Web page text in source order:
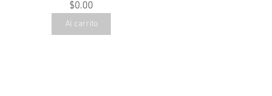
$0.00
Al carrito